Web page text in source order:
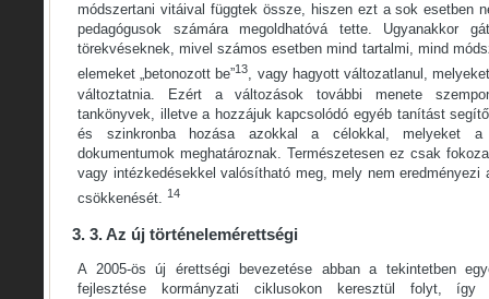
módszertani vitáival függtek össze, hiszen ezt a sok esetben
pedagógusok számára megoldhatóvá tette. Ugyanakkor
törekvéseknek, mivel számos esetben mind tartalmi, mind
elemeket „betonozott be”13, vagy hagyott változatlanul,
változtatnia. Ezért a változások további menete
tankönyvek, illetve a hozzájuk kapcsolódó egyéb tanítást
és szinkronba hozása azokkal a célokkal, melyeket a
dokumentumok meghatároznak. Természetesen ez csak
vagy intézkedésekkel valósítható meg, mely nem
csökkenését.
14
3. 3. Az új történelemérettségi
A 2005-ös új érettségi bevezetése abban a tekintetben
fejlesztése kormányzati ciklusokon keresztül folyt, így